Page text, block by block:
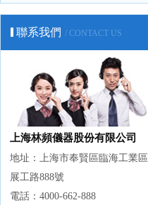
聯系我們 / CONTACT US
上海林頻儀器股份有限公司
地址：上海市奉賢區臨海工業區
展工路888號
電話：4000-662-888